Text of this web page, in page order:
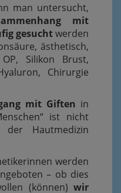
man untersucht,
mit
gesuchtwerden
ästhetisch,
Silikon Brust,
Chirurgie
mit Giften in
ist nicht
Hautmedizin
werden
– ob dies
(können) wir